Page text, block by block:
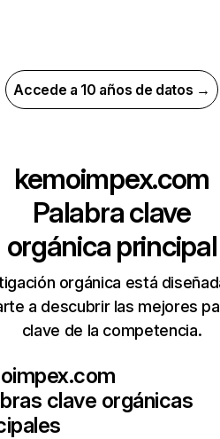
Accede a 10 años de datos →
kemoimpex.com
Palabra clave
orgánica principal
orgánica está
a descubrir las mejores
clave de la competencia.
clave orgánicas